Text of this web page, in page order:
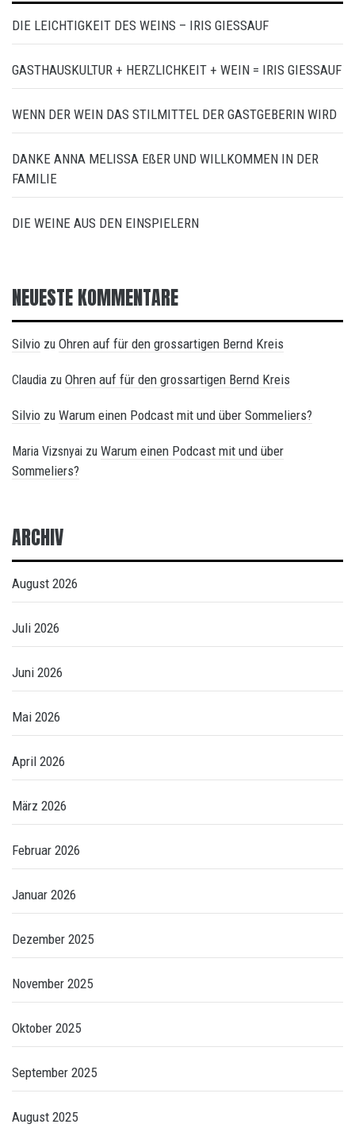
DIE LEICHTIGKEIT DES WEINS – IRIS GIESSAUF
GASTHAUSKULTUR + HERZLICHKEIT + WEIN = IRIS GIESSAUF
WENN DER WEIN DAS STILMITTEL DER GASTGEBERIN WIRD
DANKE ANNA MELISSA EßER UND WILLKOMMEN IN DER
FAMILIE
DIE WEINE AUS DEN EINSPIELERN
NEUESTE KOMMENTARE
Silvio zu Ohren auf für den grossartigen Bernd Kreis
Claudia zu Ohren auf für den grossartigen Bernd Kreis
Silvio zu Warum einen Podcast mit und über Sommeliers?
Maria Vizsnyai zu Warum einen Podcast mit und über
Sommeliers?
ARCHIV
August 2026
Juli 2026
Juni 2026
Mai 2026
April 2026
März 2026
Februar 2026
Januar 2026
Dezember 2025
November 2025
Oktober 2025
September 2025
August 2025